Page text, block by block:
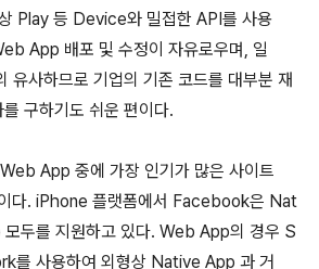
Play 등 Device와 밀접한 API를 사용
App 배포 및 수정이 자유로우며, 일
유사하므로 기업의 기존 코드를 대부분 재
구하기도 쉬운 편이다.
App 중에 가장 인기가 많은 사이트
다. iPhone 플랫폼에서 Facebook은 Nat
두를 지원하고 있다. Web App의 경우 S
를 사용하여 외형상 Native App 과 거